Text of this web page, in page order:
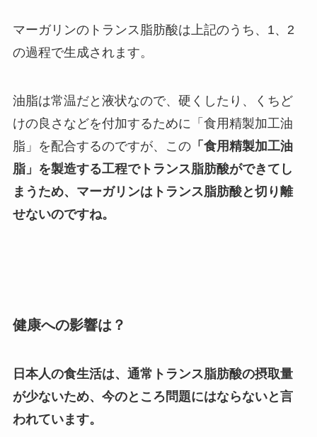
マーガリンのトランス脂肪酸は上記のうち、1、2
の過程で生成されます。
油脂は常温だと液状なので、硬くしたり、くちど
けの良さなどを付加するために「食用精製加工油
脂」を配合するのですが、この「食用精製加工油
脂」を製造する工程でトランス脂肪酸ができてし
まうため、マーガリンはトランス脂肪酸と切り離
せないのですね。
健康への影響は？
日本人の食生活は、通常トランス脂肪酸の摂取量
が少ないため、今のところ問題にはならないと言
われています。